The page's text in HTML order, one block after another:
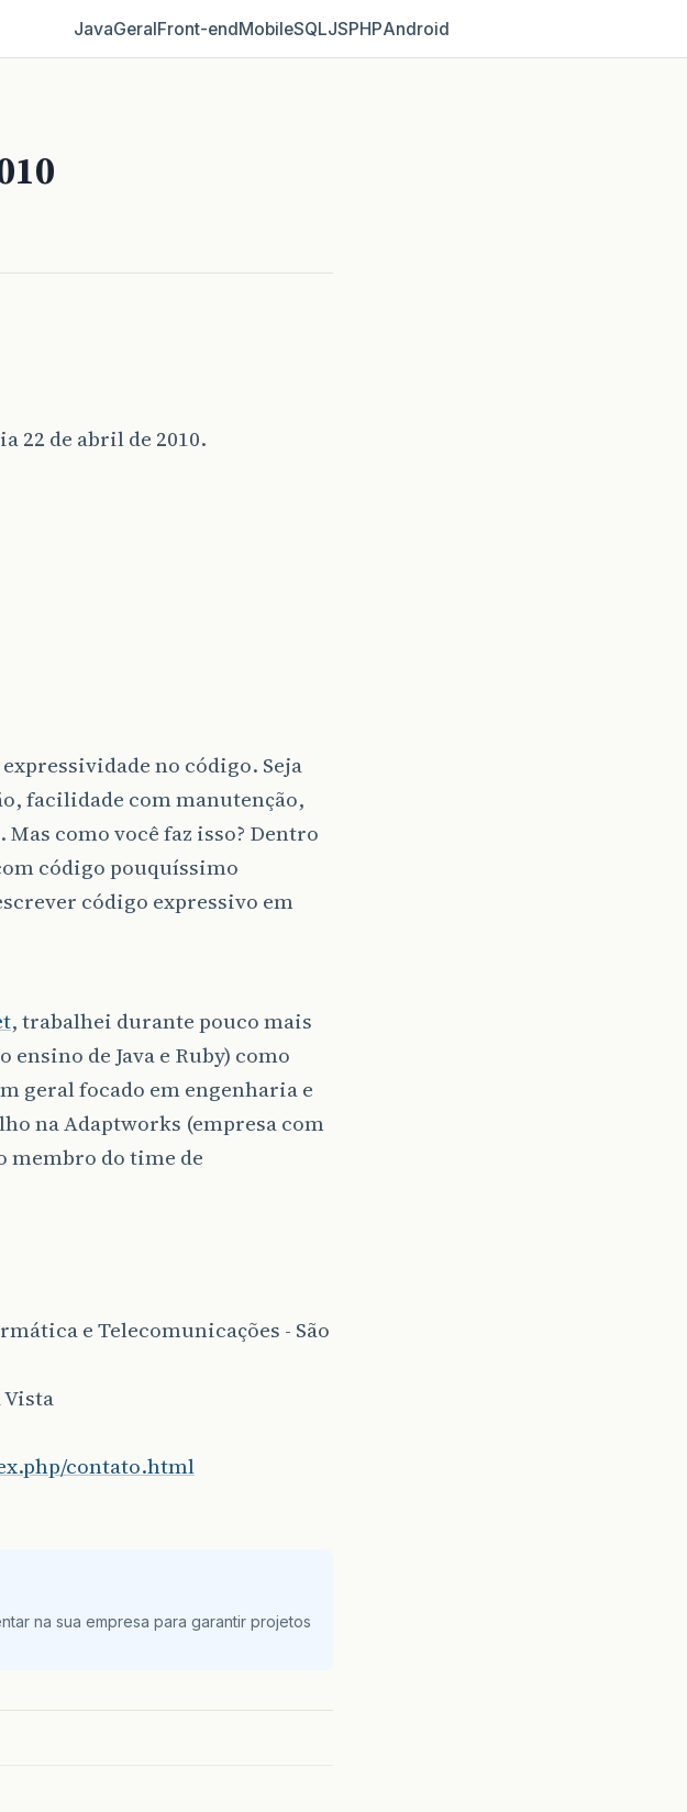
JavaGeralFront‑endMobileSQLJSPHPAndroid
22 de abril de 2010.
no código. Seja
facilidade com manutenção,
como você faz isso? Dentro
código pouquíssimo
código expressivo em
, trabalhei durante pouco mais
ensino de Java e Ruby) como
geral focado em engenharia e
na Adaptworks (empresa com
membro do time de
e Telecomunicações - São
Vista
contato.html
na sua empresa para garantir projetos